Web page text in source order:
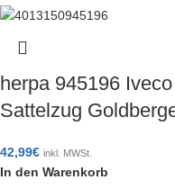
herpa 945196
Sattelzug
42,99€ inkl. MWSt.
In den Warenkorb